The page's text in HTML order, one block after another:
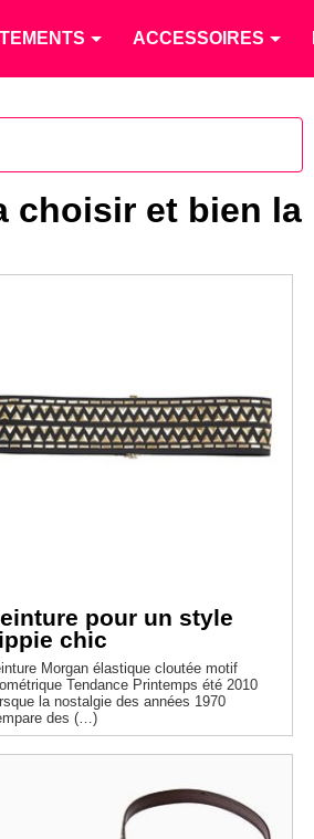
ACCESSOIRES
choisir et bien la
pour un style
chic
Morgan élastique cloutée motif
Tendance Printemps été 2010
la nostalgie des années 1970
des (…)